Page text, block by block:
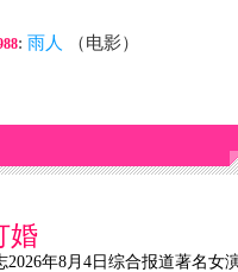
: 雨人 （电影）
婚
2026年8月4日综合报道著名女